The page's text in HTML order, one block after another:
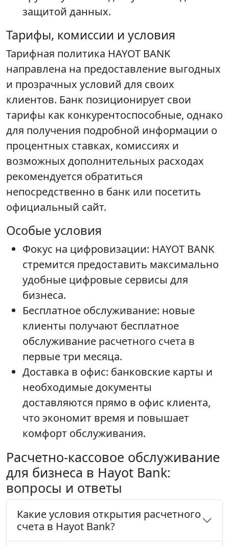
защитой данных.
Тарифы, комиссии и условия
Тарифная политика HAYOT BANK
направлена на предоставление выгодных
и прозрачных условий для своих
клиентов. Банк позиционирует свои
тарифы как конкурентоспособные, однако
для получения подробной информации о
процентных ставках, комиссиях и
возможных дополнительных расходах
рекомендуется обратиться
непосредственно в банк или посетить
официальный сайт.
Особые условия
Фокус на цифровизации: HAYOT BANK
стремится предоставить максимально
удобные цифровые сервисы для
бизнеса.
Бесплатное обслуживание: новые
клиенты получают бесплатное
обслуживание расчетного счета в
первые три месяца.
Доставка в офис: банковские карты и
необходимые документы
доставляются прямо в офис клиента,
что экономит время и повышает
комфорт обслуживания.
Расчетно-кассовое обслуживание
для бизнеса в Hayot Bank:
вопросы и ответы
Какие условия открытия расчетного
счета в Hayot Bank?